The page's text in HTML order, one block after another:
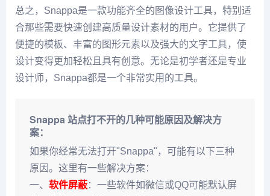
总之，Snappa是一款功能齐全的图像设计工具，特别适
合那些需要快速创建高质量设计素材的用户。它提供了
便捷的模板、丰富的图形元素以及强大的文字工具，使
设计变得更加轻松且具有创意。无论是初学者还是专业
设计师，Snappa都是一个非常实用的工具。
Snappa 站点打不开的几种可能原因及解决方
案：
如果你经常无法打开"Snappa"，可能有以下三种
原因。这里有一些解决方案：
一、 软件屏蔽：一些软件如微信或QQ可能默认屏